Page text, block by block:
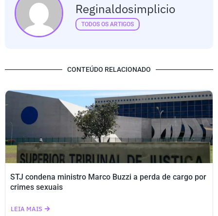
Reginaldosimplicio
TODOS OS ARTIGOS
CONTEÚDO RELACIONADO
STJ condena ministro Marco Buzzi a perda de cargo por
crimes sexuais
LEIA MAIS